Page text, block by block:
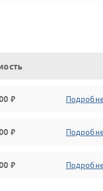
₽
₽
₽